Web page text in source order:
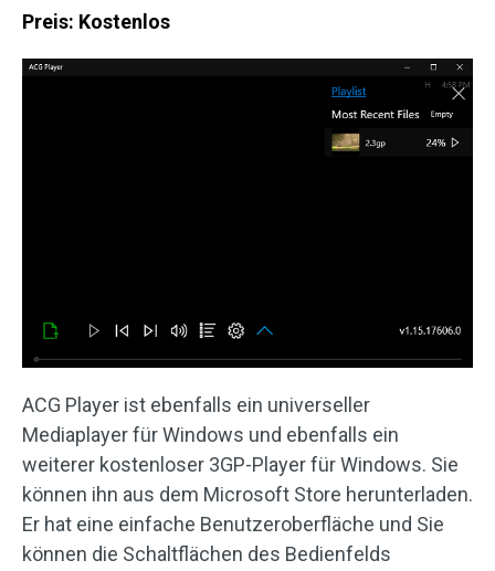
Preis: Kostenlos
ACG Player ist ebenfalls ein universeller
Mediaplayer für Windows und ebenfalls ein
weiterer kostenloser 3GP-Player für Windows. Sie
können ihn aus dem Microsoft Store herunterladen.
Er hat eine einfache Benutzeroberfläche und Sie
können die Schaltflächen des Bedienfelds